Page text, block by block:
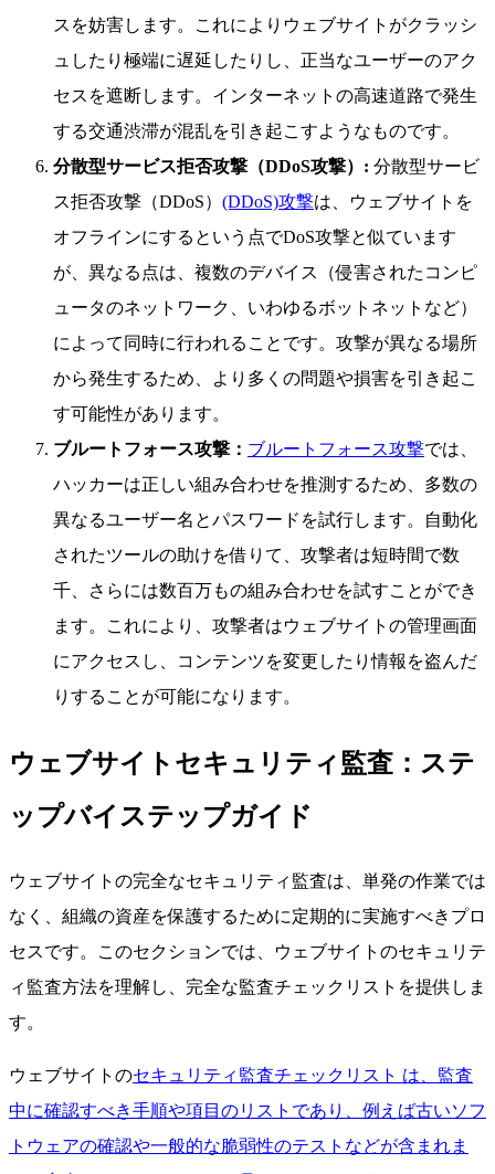
スを妨害します。これによりウェブサイトがクラッシ
ュしたり極端に遅延したりし、正当なユーザーのアク
セスを遮断します。インターネットの高速道路で発生
する交通渋滞が混乱を引き起こすようなものです。
分散型サービス拒否攻撃（DDoS攻撃）: 分散型サービ
ス拒否攻撃（DDoS） (DDoS)攻撃は、ウェブサイトを
オフラインにするという点でDoS攻撃と似ています
が、異なる点は、複数のデバイス（侵害されたコンピ
ュータのネットワーク、いわゆるボットネットなど）
によって同時に行われることです。攻撃が異なる場所
から発生するため、より多くの問題や損害を引き起こ
す可能性があります。
ブルートフォース攻撃： ブルートフォース攻撃では、
ハッカーは正しい組み合わせを推測するため、多数の
異なるユーザー名とパスワードを試行します。自動化
されたツールの助けを借りて、攻撃者は短時間で数
千、さらには数百万もの組み合わせを試すことができ
ます。これにより、攻撃者はウェブサイトの管理画面
にアクセスし、コンテンツを変更したり情報を盗んだ
りすることが可能になります。
ウェブサイトセキュリティ監査：ステ
ップバイステップガイド
ウェブサイトの完全なセキュリティ監査は、単発の作業では
なく、組織の資産を保護するために定期的に実施すべきプロ
セスです。このセクションでは、ウェブサイトのセキュリテ
ィ監査方法を理解し、完全な監査チェックリストを提供しま
す。
ウェブサイトのセキュリティ監査チェックリスト は、監査
中に確認すべき手順や項目のリストであり、例えば古いソフ
トウェアの確認や一般的な脆弱性のテストなどが含まれま